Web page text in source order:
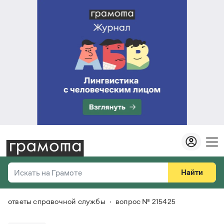
Искать на Грамоте
Справочная служба
Найти
Везде
ответы справочной службы вопрос № 215425